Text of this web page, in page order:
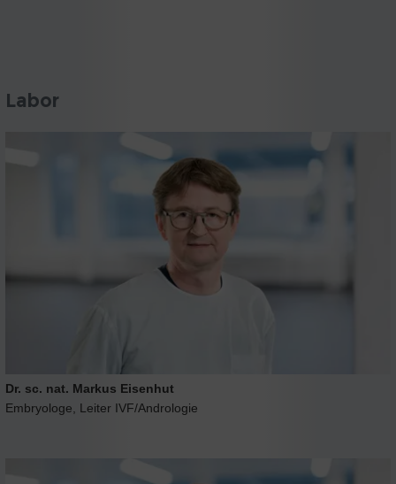
Labor
Dr. sc. nat. Markus Eisenhut
Embryologe, Leiter IVF/Andrologie